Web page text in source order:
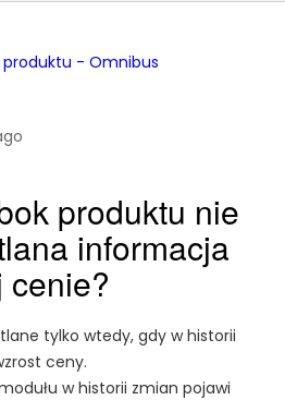
produktu - Omnibus
produktu nie
informacja
cenie?
tylko wtedy, gdy w historii
ceny.
w historii zmian pojawi